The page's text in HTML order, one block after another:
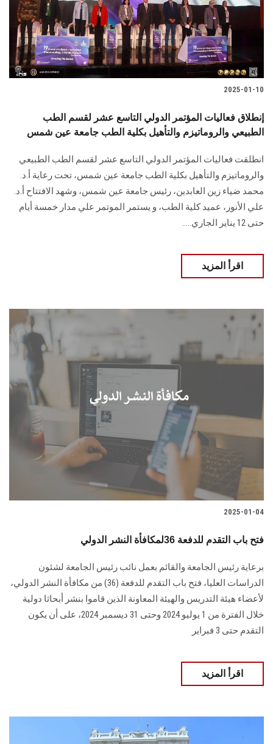
2025-01-10
إنطلاق فعاليات المؤتمر الدولي التاسع عشر لقسم الطب
الطبيعي والروماتيزم والتأهيل بكلية الطب جامعة عين شمس
انطلقت فعاليات المؤتمر الدولي التاسع عشر لقسم الطب الطبيعي
والروماتيزم والتأهيل بكلية الطب جامعة عين شمس، تحت رعاية أ.د.
محمد ضياء زين العابدين، رئيس جامعة عين شمس، وشهد الافتتاح أ.د.
علي الأنور، عميد كلية الطب، و يستمر الموتمر علي مدار خمسة أيام
حتى 12 يناير الجاري.....
اقرأ المزيد
2025-01-04
فتح باب التقدم للدفعة 36لمكافأة النشر الدولي
برعاية رئيس الجامعة والقائم بعمل نائب رئيس الجامعة لشئون
الدراسات العليا، فتح باب التقدم للدفعة (36) من مكافأة النشر الدولي،
لأعضاء هيئة التدريس والهيئة المعاونة الذين قاموا بنشر أبحاثا دولية
خلال الفترة من 1 يوليو 2024 وحتى 31 ديسمبر 2024، على أن يكون
التقدم حتى 3 فبراير
اقرأ المزيد